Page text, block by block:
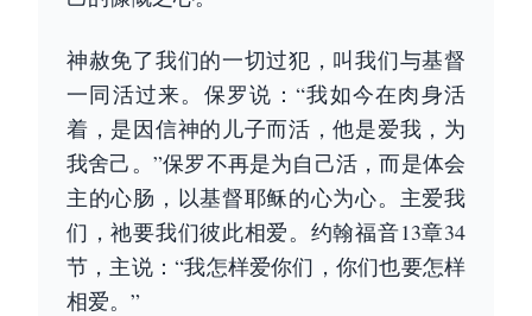
神赦免了我们的一切过犯，叫我们与基督
一同活过来。保罗说：“我如今在肉身活
着，是因信神的儿子而活，他是爱我，为
我舍己。”保罗不再是为自己活，而是体会
主的心肠，以基督耶稣的心为心。主爱我
们，祂要我们彼此相爱。约翰福音13章34
节，主说：“我怎样爱你们，你们也要怎样
相爱。”